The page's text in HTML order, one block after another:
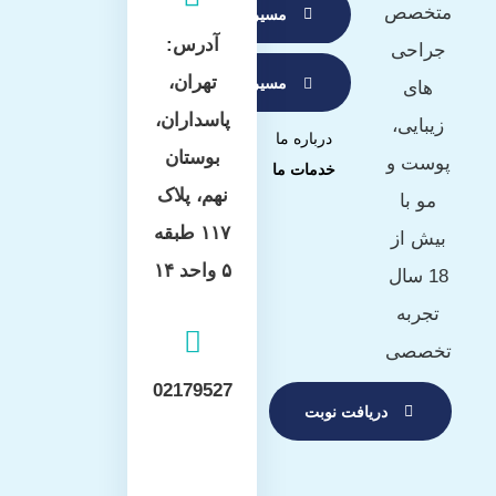
متخصص
جراحی
های
زیبایی،
پوست و
مو با
بیش از
18 سال
تجربه
تخصصی
دریافت نوبت
مسیریابی با بلد
مسیریابی با waze
درباره ما
خدمات ما
آدرس:
تهران،
پاسداران،
بوستان
نهم، پلاک
۱۱۷ طبقه
۵ واحد ۱۴
02179527